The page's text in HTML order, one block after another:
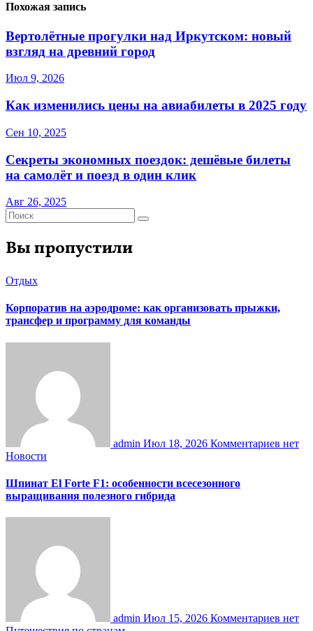
Похожая запись
Вертолётные прогулки над Иркутском: новый
взгляд на древний город
Июл 9, 2026
Как изменились цены на авиабилеты в 2025 году
Сен 10, 2025
Секреты экономных поездок: дешёвые билеты
на самолёт и поезд в один клик
Авг 26, 2025
Вы пропустили
Отдых
Корпоратив на аэродроме: как организовать прыжки,
трансфер и программу для команды
admin Июл 18, 2026 Комментариев нет
Новости
Шпинат El Forte F1: особенности всесезонного
выращивания полезного гибрида
admin Июл 15, 2026 Комментариев нет